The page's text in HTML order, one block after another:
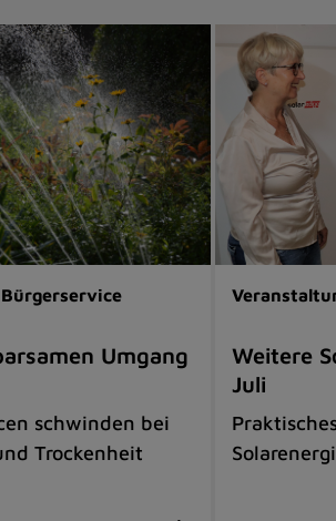
Bürgerservice
Umgang
schwinden bei
Trockenheit
Weitere
Juli